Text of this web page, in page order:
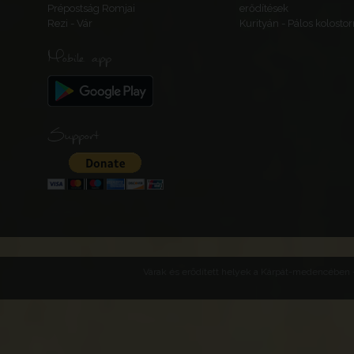
Prépostság Romjai
erődítések
Rezi - Vár
Kurityán - Pálos
Mobile app
Support